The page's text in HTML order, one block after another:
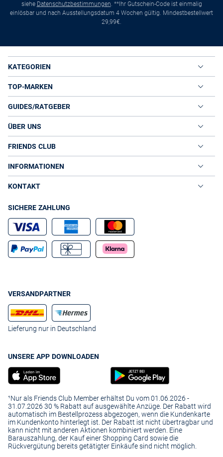
siehe Datenschutzbestimmungen. **Ihr Gutschein-Code ist einmalig
einlösbar und nach Ausstellungsdatum 4 Wochen gültig. Mindestbestellwert
29,99€.
KATEGORIEN
TOP-MARKEN
GUIDES/RATGEBER
ÜBER UNS
FRIENDS CLUB
INFORMATIONEN
KONTAKT
SICHERE ZAHLUNG
VERSANDPARTNER
Lieferung nur in Deutschland
UNSERE APP DOWNLOADEN
¹Nur als Friends Club Member erhältst Du vom 01.06.2026 -
31.07.2026 30 % Rabatt auf ausgewählte Anzüge. Der Rabatt wird
automatisch im Bestellprozess abgezogen, wenn die Kundenkarte
im Kundenkonto hinterlegt ist. Der Rabatt ist nicht übertragbar und
kann nicht mit anderen Aktionen kombiniert werden. Eine
Barauszahlung, der Kauf einer Shopping Card sowie die
Rückvergütung bereits getätigter Einkäufe sind nicht möglich.